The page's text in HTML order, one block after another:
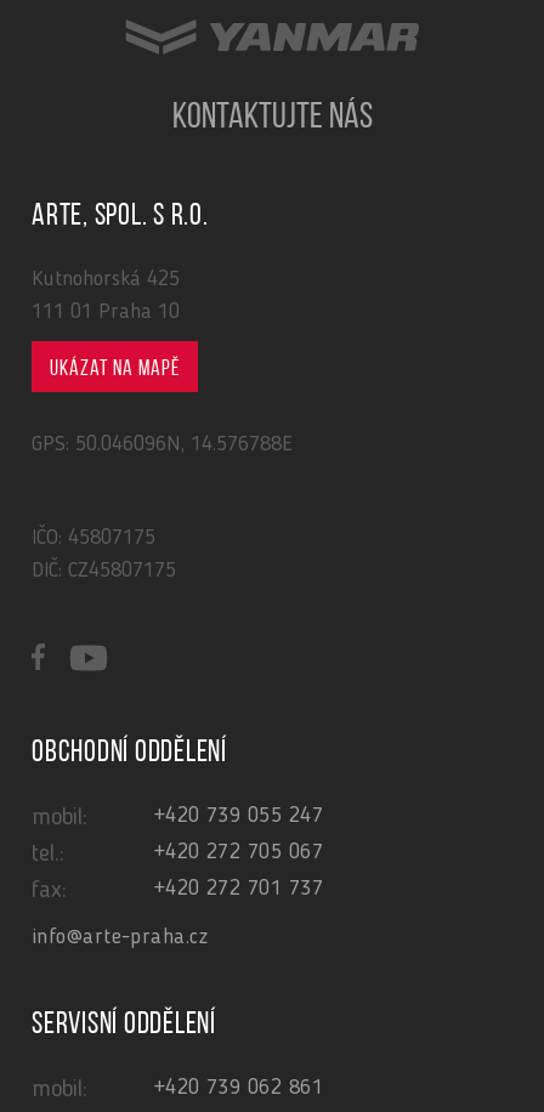
KONTAKTUJTE NÁS
ARTE, spol. s r.o.
Kutnohorská 425
111 01 Praha 10
Ukázat na mapě
GPS: 50.046096N, 14.576788E
IČO: 45807175
DIČ: CZ45807175
Obchodní oddělení
mobil: +420 739 055 247
tel.: +420 272 705 067
fax: +420 272 701 737
info@arte-praha.cz
Servisní oddělení
mobil: +420 739 062 861